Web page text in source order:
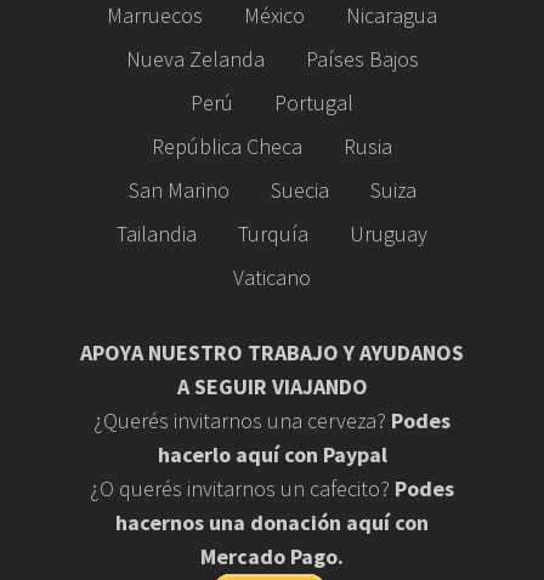
Marruecos
México
Nicaragua
Nueva Zelanda
Países Bajos
Perú
Portugal
República Checa
Rusia
San Marino
Suecia
Suiza
Tailandia
Turquía
Uruguay
Vaticano
APOYA NUESTRO TRABAJO Y AYUDANOS
A SEGUIR VIAJANDO
¿Querés invitarnos una cerveza? Podes
hacerlo aquí con Paypal
¿O querés invitarnos un cafecito? Podes
hacernos una donación aquí con
Mercado Pago.